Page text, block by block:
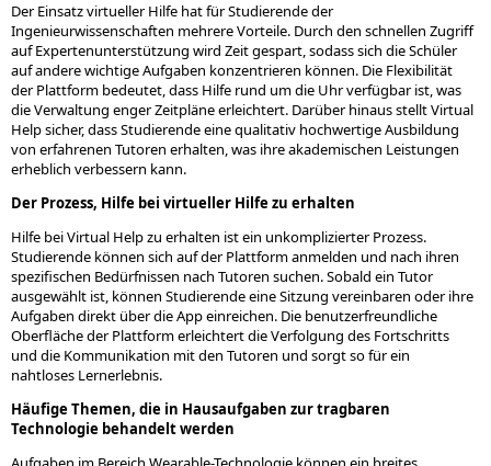
Der Einsatz virtueller Hilfe hat für Studierende der
Ingenieurwissenschaften mehrere Vorteile. Durch den schnellen Zugriff
auf Expertenunterstützung wird Zeit gespart, sodass sich die Schüler
auf andere wichtige Aufgaben konzentrieren können. Die Flexibilität
der Plattform bedeutet, dass Hilfe rund um die Uhr verfügbar ist, was
die Verwaltung enger Zeitpläne erleichtert. Darüber hinaus stellt Virtual
Help sicher, dass Studierende eine qualitativ hochwertige Ausbildung
von erfahrenen Tutoren erhalten, was ihre akademischen Leistungen
erheblich verbessern kann.
Der Prozess, Hilfe bei virtueller Hilfe zu erhalten
Hilfe bei Virtual Help zu erhalten ist ein unkomplizierter Prozess.
Studierende können sich auf der Plattform anmelden und nach ihren
spezifischen Bedürfnissen nach Tutoren suchen. Sobald ein Tutor
ausgewählt ist, können Studierende eine Sitzung vereinbaren oder ihre
Aufgaben direkt über die App einreichen. Die benutzerfreundliche
Oberfläche der Plattform erleichtert die Verfolgung des Fortschritts
und die Kommunikation mit den Tutoren und sorgt so für ein
nahtloses Lernerlebnis.
Häufige Themen, die in Hausaufgaben zur tragbaren
Technologie behandelt werden